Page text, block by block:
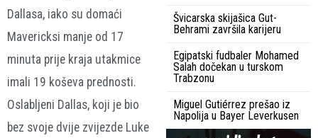
Dallasa, iako su domaći
Mavericksi manje od 17
minuta prije kraja utakmice
imali 19 koševa prednosti.
Oslabljeni Dallas, koji je bio
bez svoje dvije zvijezde Luke
Švicarska skijašica Gut-
Behrami završila karijeru
Egipatski fudbaler Mohamed
Salah dočekan u turskom
Trabzonu
Miguel Gutiérrez prešao iz
Napolija u Bayer Leverkusen